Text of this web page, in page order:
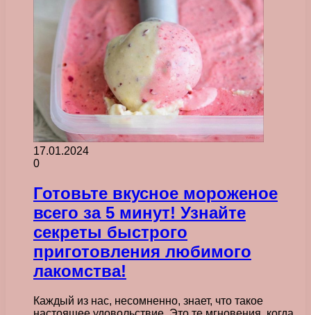
17.01.2024
0
Готовьте вкусное мороженое
всего за 5 минут! Узнайте
секреты быстрого
приготовления любимого
лакомства!
Каждый из нас, несомненно, знает, что такое